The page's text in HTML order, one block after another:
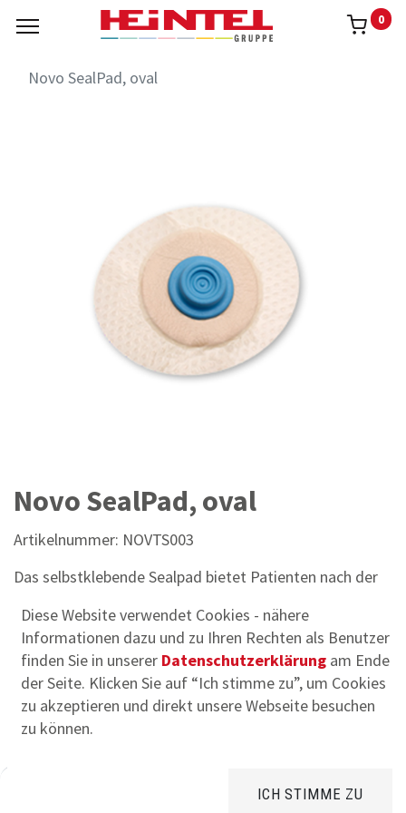
Kategorie Konto
0
Novo SealPad, oval
Novo SealPad, oval
Artikelnummer: NOVTS003
Das selbstklebende Sealpad bietet Patienten nach der
133,80€ inkl.20 % MWSt.,zzgl. Versandkosten
Pkg. zu 10 Stück
Versand nurinnerhalb Österreichs
In den Warenkorb
Diese Website verwendet Cookies - nähere
Informationen dazu und zu Ihren Rechten als Benutzer
finden Sie in unserer Datenschutzerklärung am Ende
der Seite. Klicken Sie auf “Ich stimme zu”, um Cookies
zu akzeptieren und direkt unsere Webseite besuchen
zu können.
ICH STIMME ZU